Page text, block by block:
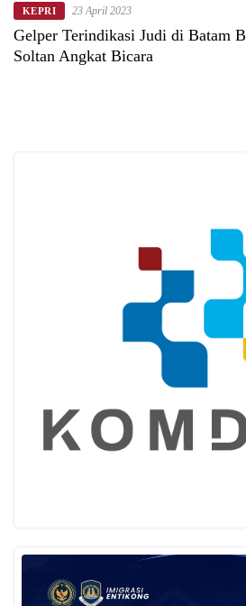
KEPRI 23 April 2023
Gelper Terindikasi Judi di Batam
Soltan Angkat Bicara